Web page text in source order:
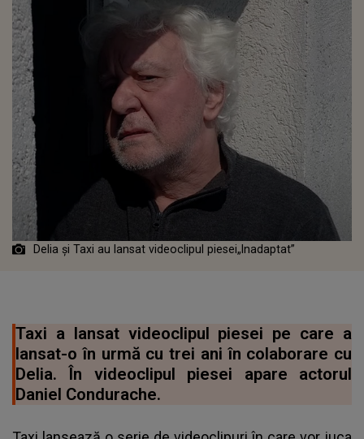
Delia și Taxi au lansat videoclipul piesei„Inadaptat”
Taxi a lansat videoclipul piesei pe care a
lansat-o în urmă cu trei ani în colaborare cu
Delia. În videoclipul piesei apare actorul
Daniel Condurache.